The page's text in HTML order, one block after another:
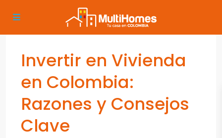
Invertir en Vivienda
en Colombia:
Razones y Consejos
Clave